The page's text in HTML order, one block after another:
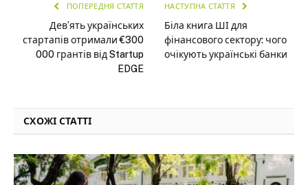
ПОПЕРЕДНЯ СТАТТЯ
Дев’ять українських
стартапів отримали €300
000 грантів від Startup
EDGE
НАСТУПНА СТАТТЯ
Біла книга ШІ для
фінансового сектору: чого
очікують українські банки
СХОЖІ СТАТТІ